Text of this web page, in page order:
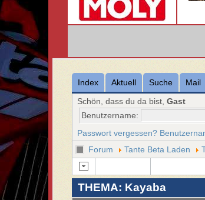
Index Aktuell Suche Mail
Schön, dass du da bist,Gast
Benutzername:
Passwort vergessen?
Forum
Tante Beta Laden
THEMA: Kayaba